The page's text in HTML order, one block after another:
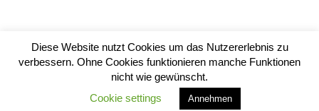
Blumen & Ambiente Theme By SKT Themes
Diese Website nutzt Cookies um das Nutzererlebnis zu
verbessern. Ohne Cookies funktionieren manche Funktionen
nicht wie gewünscht.
Cookie settings
Annehmen